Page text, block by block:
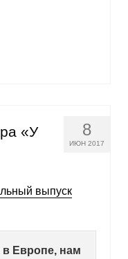
8
ИЮН 2017
«У
выпуск
в Европе, нам